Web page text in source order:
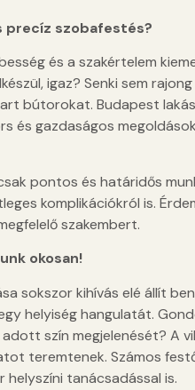
precíz szobafestés?
és a szakértelem
igaz? Senki sem
bútorokat. Budapest
és gazdaságos
pontos és határidős
komplikációkról is.
szakembert.
okosan!
sokszor kihívás elé állít
helyiség hangulatát.
szín megjelenését? A
teremtenek. Számos
helyszíni tanácsadással is.